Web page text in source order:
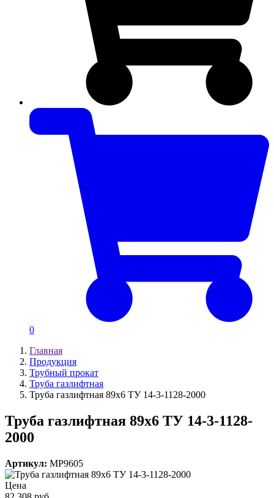
0
Главная
Продукция
Трубный прокат
Труба газлифтная
Труба газлифтная 89х6 ТУ 14-3-1128-2000
Труба газлифтная 89х6 ТУ 14-3-1128-
2000
Артикул: MP9605
Цена